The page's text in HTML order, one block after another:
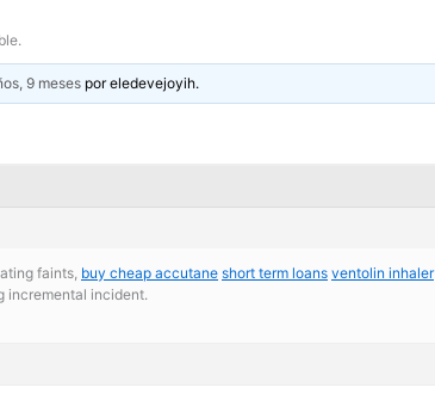
9 meses poreledevejoyih.
faints, buy cheap accutane short term loans ventolin inhaler
incremental incident.